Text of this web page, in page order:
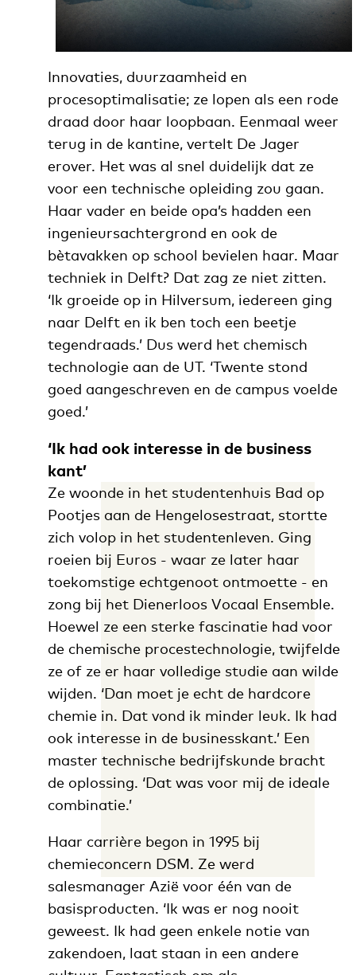
Innovaties, duurzaamheid en
procesoptimalisatie; ze lopen als een rode
draad door haar loopbaan. Eenmaal weer
terug in de kantine, vertelt De Jager
erover. Het was al snel duidelijk dat ze
voor een technische opleiding zou gaan.
Haar vader en beide opa’s hadden een
ingenieursachtergrond en ook de
bètavakken op school bevielen haar. Maar
techniek in Delft? Dat zag ze niet zitten.
‘Ik groeide op in Hilversum, iedereen ging
naar Delft en ik ben toch een beetje
tegendraads.’ Dus werd het chemisch
technologie aan de UT. ‘Twente stond
goed aangeschreven en de campus voelde
goed.’
‘Ik had ook interesse in de business
kant’
Ze woonde in het studentenhuis Bad op
Pootjes aan de Hengelosestraat, stortte
zich volop in het studentenleven. Ging
roeien bij Euros - waar ze later haar
toekomstige echtgenoot ontmoette - en
zong bij het Dienerloos Vocaal Ensemble.
Hoewel ze een sterke fascinatie had voor
de chemische procestechnologie, twijfelde
ze of ze er haar volledige studie aan wilde
wijden. ‘Dan moet je echt de hardcore
chemie in. Dat vond ik minder leuk. Ik had
ook interesse in de businesskant.’ Een
master technische bedrijfskunde bracht
de oplossing. ‘Dat was voor mij de ideale
combinatie.’
Haar carrière begon in 1995 bij
chemieconcern DSM. Ze werd
salesmanager Azië voor één van de
basisproducten. ‘Ik was er nog nooit
geweest. Ik had geen enkele notie van
zakendoen, laat staan in een andere